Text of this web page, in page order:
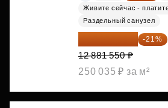
Живите сейчас -
Раздельный санузел
10 176 425 ₽ -21%
12 881 550 ₽
250 035 ₽ за м²